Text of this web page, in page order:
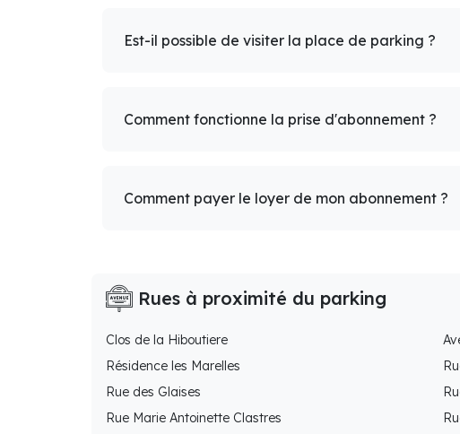
Est-il possible de visiter la place de parking ?
Comment fonctionne la prise d'abonnement ?
Comment payer le loyer de mon abonnement ?
Rues à proximité du parking
Clos de la Hiboutiere
Résidence les Marelles
Rue des Glaises
Rue Marie Antoinette Clastres